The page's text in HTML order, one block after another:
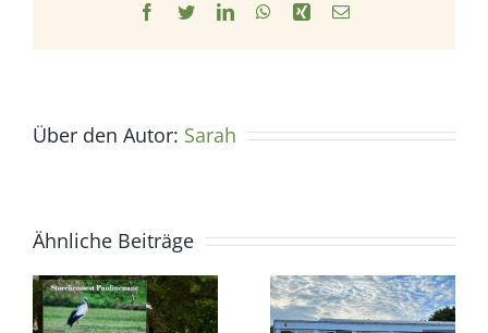
Facebook
TwitterLinkedInWhatsApp
Xing E-
Über den Autor: Sarah
Ähnliche Beiträge